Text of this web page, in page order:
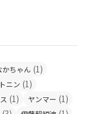
かちゃん (1)
ニン (1)
(1) ヤンマー (1)